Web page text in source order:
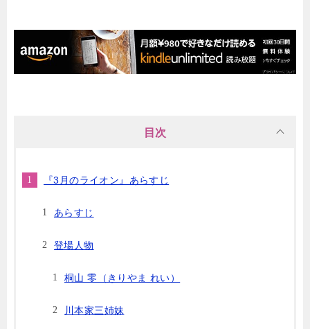
目次
『3月のライオン』あらすじ
あらすじ
登場人物
桐山 零（きりやま れい）
川本家三姉妹